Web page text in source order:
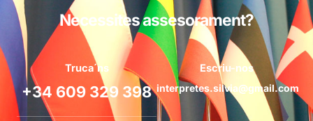
Necessites assesorament?
Truca´ns
+34 609 329 398
Escriu-nos
interpretes.silvia@gmail.com